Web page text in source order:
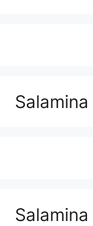
Salamina